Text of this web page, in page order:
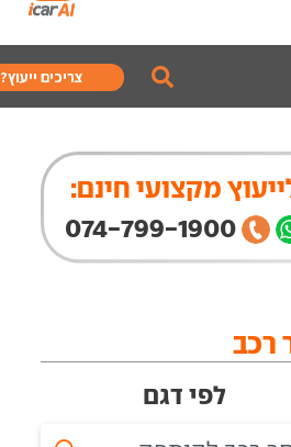
צריכים ייעוץ?
מקצועי חינם:
074-799-1900
רכב
לפי דגם